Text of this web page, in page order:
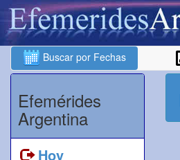
Buscar por Fechas
Efemérides
Argentina
Hoy